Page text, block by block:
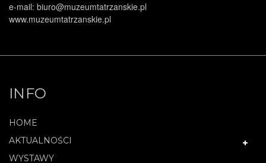
e-mail: biuro@muzeumtatrzanskie.pl
www.muzeumtatrzanskie.pl
INFO
HOME
AKTUALNOŚCI
WYSTAWY